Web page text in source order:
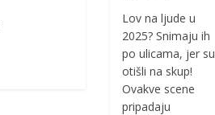
Lov na ljude u
2025? Snimaju ih
po ulicama, jer su
otišli na skup!
Ovakve scene
pripadaju